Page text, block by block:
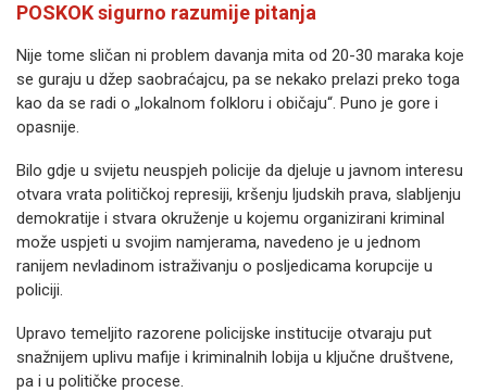
POSKOK sigurno razumije pitanja
Nije tome sličan ni problem davanja mita od 20-30 maraka koje
se guraju u džep saobraćajcu, pa se nekako prelazi preko toga
kao da se radi o „lokalnom folkloru i običaju“. Puno je gore i
opasnije.
Bilo gdje u svijetu neuspjeh policije da djeluje u javnom interesu
otvara vrata političkoj represiji, kršenju ljudskih prava, slabljenju
demokratije i stvara okruženje u kojemu organizirani kriminal
može uspjeti u svojim namjerama, navedeno je u jednom
ranijem nevladinom istraživanju o posljedicama korupcije u
policiji.
Upravo temeljito razorene policijske institucije otvaraju put
snažnijem uplivu mafije i kriminalnih lobija u ključne društvene,
pa i u političke procese.